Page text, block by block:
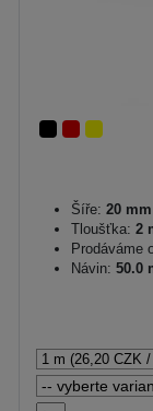
Šíře: 20 mm
Tloušťka: 2
Prodáváme
Návin: 50.0